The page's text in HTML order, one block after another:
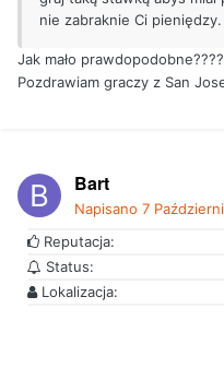
nie zabraknie Ci pieniędzy.
Jak mało
Pozdrawiam graczy z San
Bart
Napisano 7
Reputacja:
Status:
Lokalizacja: